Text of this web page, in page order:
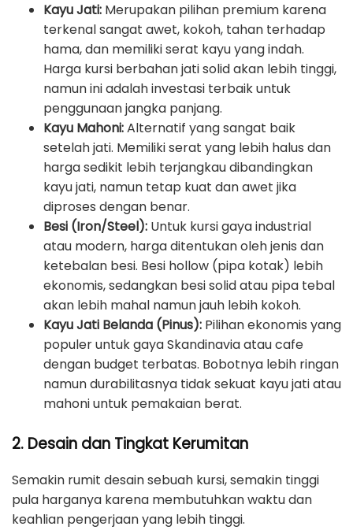
Kayu Jati: Merupakan pilihan premium karena
terkenal sangat awet, kokoh, tahan terhadap
hama, dan memiliki serat kayu yang indah.
Harga kursi berbahan jati solid akan lebih tinggi,
namun ini adalah investasi terbaik untuk
penggunaan jangka panjang.
Kayu Mahoni:Alternatif yang sangat baik
setelah jati. Memiliki serat yang lebih halus dan
harga sedikit lebih terjangkau dibandingkan
kayu jati, namun tetap kuat dan awet jika
diproses dengan benar.
Besi (Iron/Steel): Untuk kursi gaya industrial
atau modern, harga ditentukan oleh jenis dan
ketebalan besi. Besi hollow (pipa kotak) lebih
ekonomis, sedangkan besi solid atau pipa tebal
akan lebih mahal namun jauh lebih kokoh.
Kayu Jati Belanda (Pinus): Pilihan ekonomis yang
populer untuk gaya Skandinavia atau cafe
dengan budget terbatas. Bobotnya lebih ringan
namun durabilitasnya tidak sekuat kayu jati atau
mahoni untuk pemakaian berat.
2. Desain dan Tingkat Kerumitan
Semakin rumit desain sebuah kursi, semakin tinggi
pula harganya karena membutuhkan waktu dan
keahlian pengerjaan yang lebih tinggi.